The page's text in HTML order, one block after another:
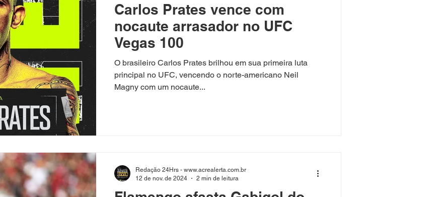
Carlos Prates vence com
nocaute arrasador no UFC
Vegas 100
O brasileiro Carlos Prates brilhou em sua primeira luta
principal no UFC, vencendo o norte-americano Neil
Magny com um nocaute...
Redação 24Hrs - www.acrealerta.com.br
12 de nov. de 2024
2 min de leitura